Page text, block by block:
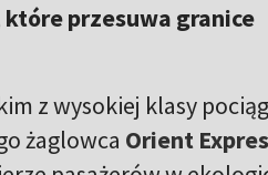
przesuwa granice
z wysokiej klasy
żaglowca Orient